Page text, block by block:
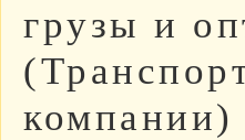
грузы и
компании)